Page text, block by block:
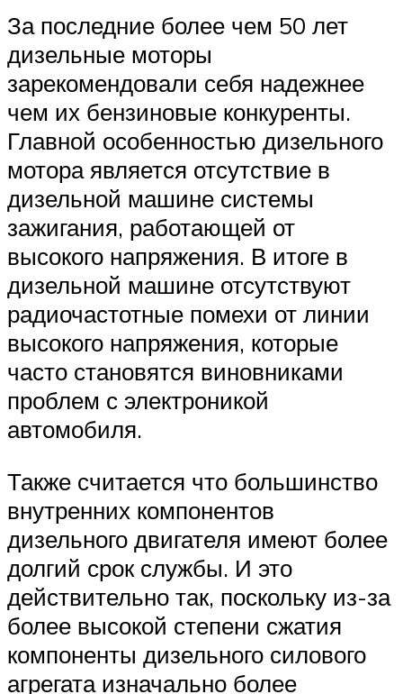
За последние более чем 50 лет
дизельные моторы
зарекомендовали себя надежнее
чем их бензиновые конкуренты.
Главной особенностью дизельного
мотора является отсутствие в
дизельной машине системы
зажигания, работающей от
высокого напряжения. В итоге в
дизельной машине отсутствуют
радиочастотные помехи от линии
высокого напряжения, которые
часто становятся виновниками
проблем с электроникой
автомобиля.
Также считается что большинство
внутренних компонентов
дизельного двигателя имеют более
долгий срок службы. И это
действительно так, поскольку из-за
более высокой степени сжатия
компоненты дизельного силового
агрегата изначально более